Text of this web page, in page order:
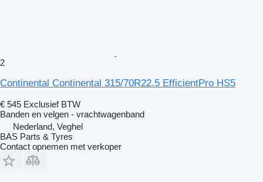
2
Continental Continental 315/70R22.5 EfficientPro HS5
€ 545 Exclusief BTW
Banden en velgen - vrachtwagenband
Nederland, Veghel
BAS Parts & Tyres
Contact opnemen met verkoper